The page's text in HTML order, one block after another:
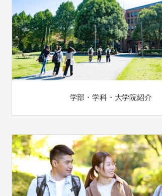
学部・学科・大学院紹介